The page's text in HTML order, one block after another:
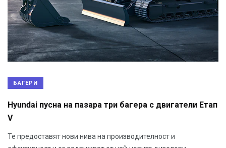
БАГЕРИ
Hyundai пусна на пазара три багера с двигатели Етап
V
Те предоставят нови нива на производителност и